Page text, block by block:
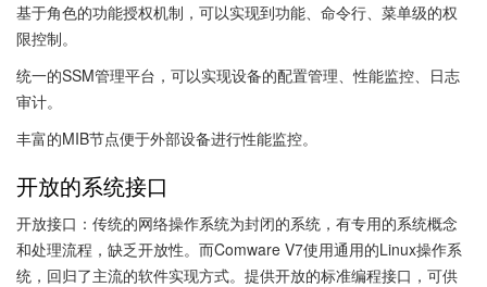
基于角色的功能授权机制，可以实现到功能、命令行、菜单级的权
限控制。
统一的SSM管理平台，可以实现设备的配置管理、性能监控、日志
审计。
丰富的MIB节点便于外部设备进行性能监控。
开放的系统接口
开放接口：传统的网络操作系统为封闭的系统，有专用的系统概念
和处理流程，缺乏开放性。而Comware V7使用通用的Linux操作系
统，回归了主流的软件实现方式。提供开放的标准编程接口，可供